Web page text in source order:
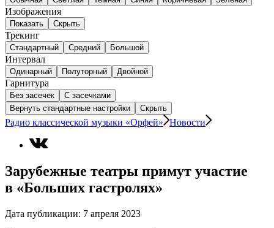
Изображения
Показать Скрыть
Трекинг
Стандартный Средний Большой
Интервал
Одинарный Полуторный Двойной
Гарнитура
Без засечек
С засечками
Вернуть стандартные настройки
Скрыть
Радио классической музыки «Орфей» Новости
Зарубежные театры примут участие
в «Больших гастролях»
Дата публикации: 7 апреля 2023